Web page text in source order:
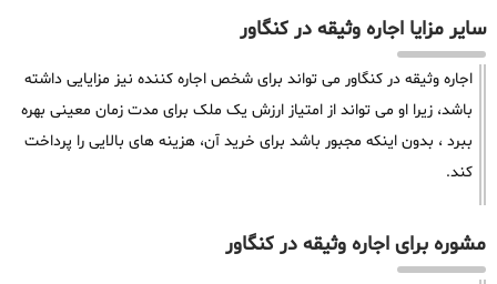
سایر مزایا اجاره وثیقه در کنگاور
اجاره وثیقه در کنگاور می تواند برای شخص اجاره کننده نیز مزایایی داشته
باشد، زیرا او می تواند از امتیاز ارزش یک ملک برای مدت زمان معینی بهره
ببرد ، بدون اینکه مجبور باشد برای خرید آن، هزینه های بالایی را پرداخت
کند.
مشوره برای اجاره وثیقه در کنگاور